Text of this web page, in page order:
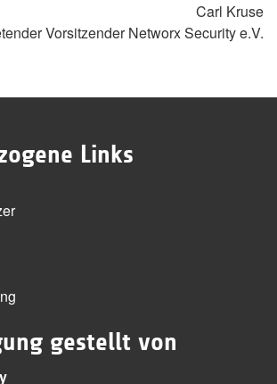
Carl Kruse
Vorsitzender Networx Security e.V.
Links
gestellt von